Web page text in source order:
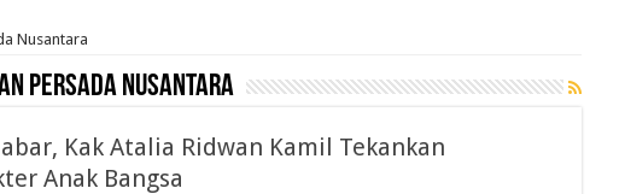
Nusantara
Persada Nusantara
Kak Atalia Ridwan Kamil Tekankan
Anak Bangsa